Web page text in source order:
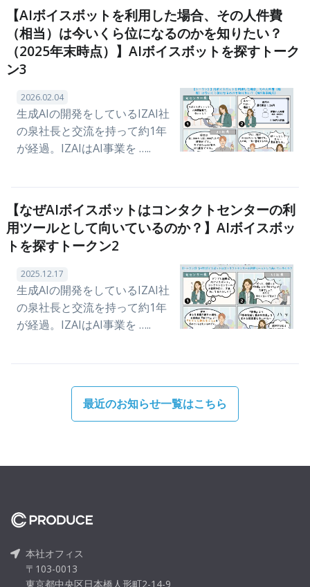
【AIボイスボットを利用した場合、その人件費
（相当）は今いくら位になるのかを知りたい？
（2025年末時点）】AIボイスボットを探すトーク
ン3
2026.02.04
生成AIの開発をしているIZAI社
の泉社長と交流を持って約1年
が経過。IZAIはAI事業を …..
【なぜAIボイスボットはコンタクトセンターの利
用ツールとして向いているのか？】AIボイスボッ
トを探すトークン2
2025.12.17
生成AIの開発をしているIZAI社
の泉社長と交流を持って約1年
が経過。IZAIはAI事業を …..
最近のお知らせ一覧はこちら
本社オフィス
〒103-0013
東京都中央区日本橋人形町2-14-9